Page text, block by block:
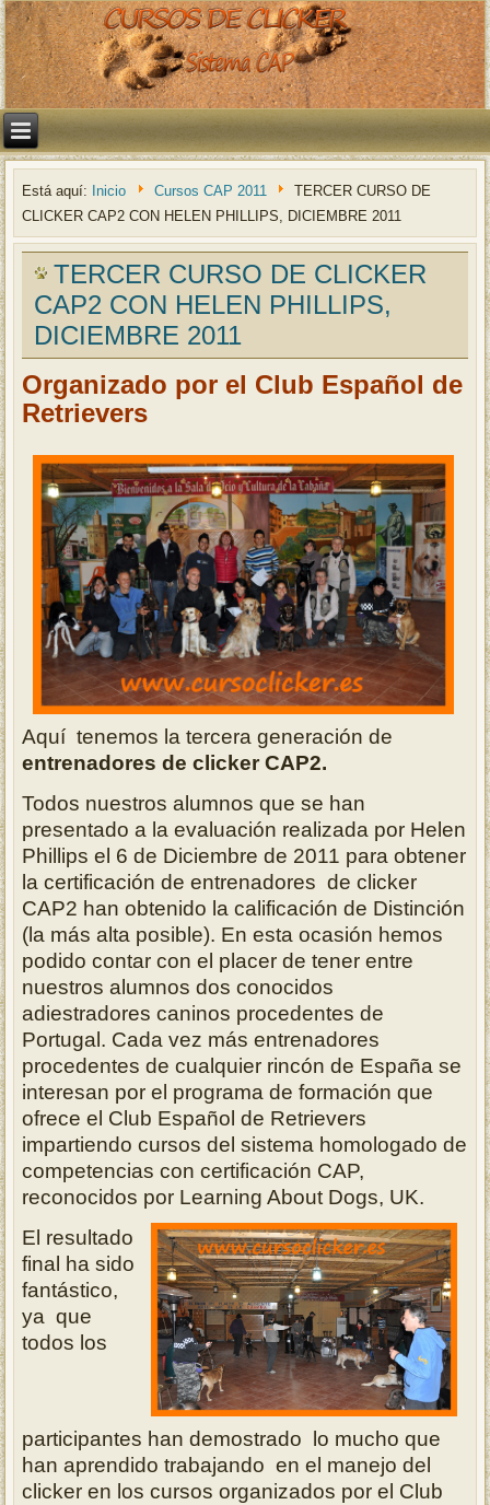
Está aquí: Inicio Cursos CAP 2011
TERCER CURSO DE
CLICKER CAP2 CON HELEN PHILLIPS, DICIEMBRE 2011
TERCER CURSO DE CLICKER
CAP2 CON HELEN PHILLIPS,
DICIEMBRE 2011
Organizado por el Club Español de
Retrievers
Aquí tenemos la tercera generación de
entrenadores de clicker CAP2.
Todos nuestros alumnos que se han
presentado a la evaluación realizada por Helen
Phillips el 6 de Diciembre de 2011 para obtener
la certificación de entrenadores de clicker
CAP2 han obtenido la calificación de Distinción
(la más alta posible). En esta ocasión hemos
podido contar con el placer de tener entre
nuestros alumnos dos conocidos
adiestradores caninos procedentes de
Portugal. Cada vez más entrenadores
procedentes de cualquier rincón de España se
interesan por el programa de formación que
ofrece el Club Español de Retrievers
impartiendo cursos del sistema homologado de
competencias con certificación CAP,
reconocidos por Learning About Dogs, UK.
El resultado
final ha sido
fantástico,
ya que
todos los
participantes han demostrado lo mucho que
han aprendido trabajando en el manejo del
clicker en los cursos organizados por el Club